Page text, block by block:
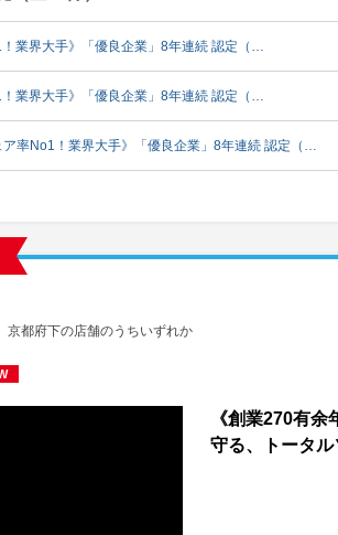
年130億円→2025年450億円。業界No.…
年130億円→2025年450億円。業界No.…
年130億円→2025年450億円。業界No.…
！業界大手》「優良企業」8年連続 認定（…
！業界大手》「優良企業」8年連続 認定（…
ア率No1！業界大手》「優良企業」8年連続 認定（…
京都府下の店舗のうちいずれか
《創業270有
守る、トータ